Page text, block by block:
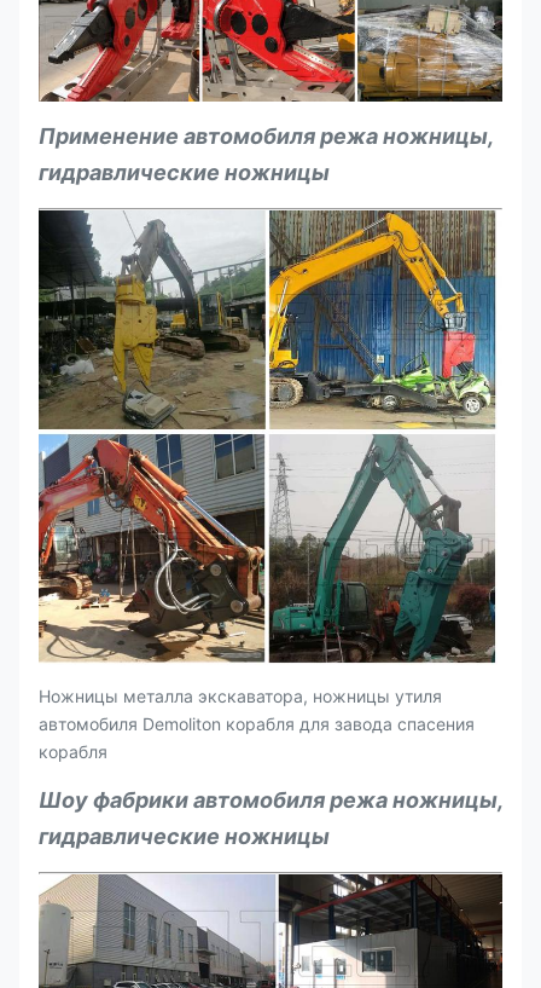
для экскаваторов
Применение автомобиля режа ножницы,
гидравлические ножницы
Ножницы металла экскаватора, ножницы утиля
автомобиля Demoliton корабля для завода спасения
корабля
Шоу фабрики автомобиля режа ножницы,
гидравлические ножницы